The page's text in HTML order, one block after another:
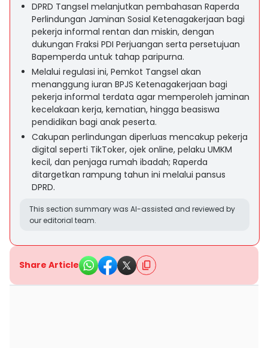
DPRD Tangsel melanjutkan pembahasan Raperda
Perlindungan Jaminan Sosial Ketenagakerjaan bagi
pekerja informal rentan dan miskin, dengan
dukungan Fraksi PDI Perjuangan serta persetujuan
Bapemperda untuk tahap paripurna.
Melalui regulasi ini, Pemkot Tangsel akan
menanggung iuran BPJS Ketenagakerjaan bagi
pekerja informal terdata agar memperoleh jaminan
kecelakaan kerja, kematian, hingga beasiswa
pendidikan bagi anak peserta.
Cakupan perlindungan diperluas mencakup pekerja
digital seperti TikToker, ojek online, pelaku UMKM
kecil, dan penjaga rumah ibadah; Raperda
ditargetkan rampung tahun ini melalui pansus
DPRD.
This section summary was AI-assisted and reviewed by
our editorial team.
Share Article